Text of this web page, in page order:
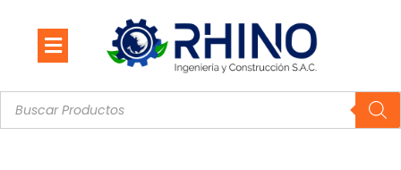
contenido
Búsqueda
de
productos